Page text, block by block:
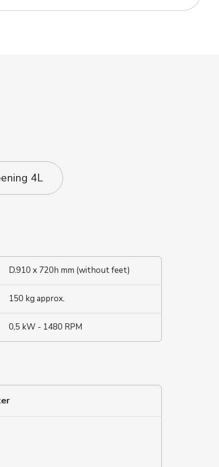
4L
D.910 x 720h mm (without feet)
150 kg approx.
0,5 kW - 1480 RPM